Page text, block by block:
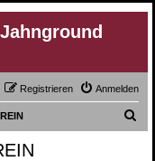
Jahnground
Anmelden
Registrieren